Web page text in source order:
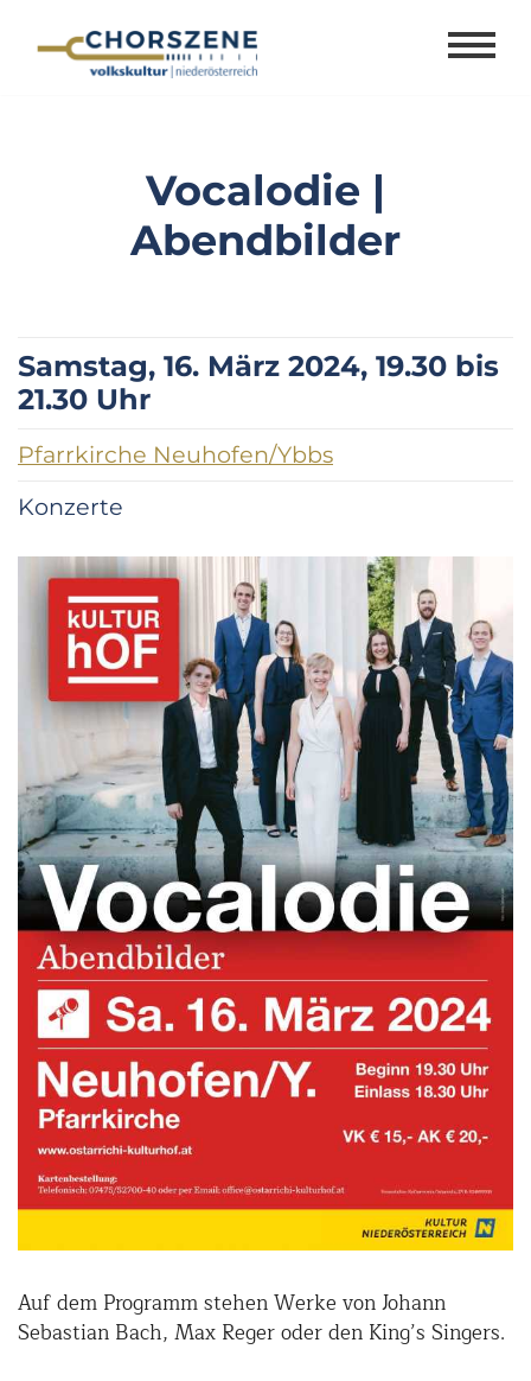
Vocalodie |
Abendbilder
Samstag, 16. März 2024, 19.30 bis
21.30 Uhr
Pfarrkirche Neuhofen/Ybbs
Konzerte
Auf dem Programm stehen Werke von Johann
Sebastian Bach, Max Reger oder den King’s Singers.